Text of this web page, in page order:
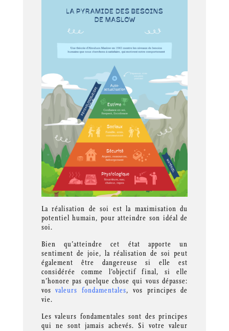
La réalisation de soi est la maximisation du
potentiel humain, pour atteindre son idéal de
soi.
Bien qu’atteindre cet état apporte un
sentiment de joie, la réalisation de soi peut
également être dangereuse si elle est
considérée comme l’objectif final, si elle
n’honore pas quelque chose qui vous dépasse:
vosvaleurs fondamentales, vos principes de
vie.
Les valeurs fondamentales sont des principes
qui ne sont jamais achevés. Si votre valeur